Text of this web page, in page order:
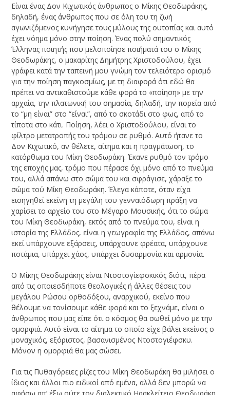
Είναι ένας Δον Κιχωτικός άνθρωπος ο Μίκης Θεοδωράκης,
δηλαδή, ένας άνθρωπος που σε όλη του τη ζωή
αγωνιζόμενος κυνήγησε τους μύλους της ουτοπίας και αυτό
έχει νόημα μόνο στην ποίηση. Ένας πολύ σημαντικός
Έλληνας ποιητής που μελοποίησε ποιήματά του ο Μίκης
Θεοδωράκης, ο μακαρίτης Δημήτρης Χριστοδούλου, έχει
γράφει κατά την ταπεινή μου γνώμη τον τελειότερο ορισμό
για την ποίηση παγκοσμίως, με τη διαφορά ότι εδώ θα
πρέπει να αντικαθιστούμε κάθε φορά το «ποίηση» με την
αρχαία, την πλατωνική του σημασία, δηλαδή, την πορεία από
το “μη είναι” στο “είναι”, από το σκοτάδι στο φως, από το
τίποτα στο κάτι. Ποίηση, λέει ο Χριστοδούλου, είναι το
φίλτρο μετατροπής του τρόμου σε ρυθμό. Αυτό ήτανε το
Δον Κιχωτικό, αν θέλετε, αίτημα και η πραγμάτωση, το
κατόρθωμα του Μίκη Θεοδωράκη. Έκανε ρυθμό τον τρόμο
της εποχής μας, τρόμο που πέρασε όχι μόνο από το πνεύμα
του, αλλά απάνω στο σώμα του και σφράγισε, χάραξε το
σώμα τού Μίκη Θεοδωράκη. Έλεγα κάποτε, όταν είχα
εισηγηθεί εκείνη τη μεγάλη του γενναιόδωρη πράξη να
χαρίσει το αρχείο του στο Μέγαρο Μουσικής, ότι το σώμα
του Μίκη Θεοδωράκη, εκτός από το πνεύμα του, είναι η
ιστορία της Ελλάδος, είναι η γεωγραφία της Ελλάδος, απάνω
εκεί υπάρχουνε εξάρσεις, υπάρχουνε φρέατα, υπάρχουνε
ποτάμια, υπάρχει χάος, υπάρχει δυσαρμονία και αρμονία.
Ο Μίκης Θεοδωράκης είναι Ντοστογίεφσκικός διότι, πέρα
από τις οποιεσδήποτε θεολογικές ή άλλες θέσεις του
μεγάλου Ρώσου ορθοδόξου, αναρχικού, εκείνο που
θέλουμε να τονίσουμε κάθε φορά και το ξεχνάμε, είναι ο
άνθρωπος που μας είπε ότι ο κόσμος θα σωθεί μόνο με την
ομορφιά. Αυτό είναι το αίτημα το οποίο είχε βάλει εκείνος ο
μοναχικός, εξόριστος, βασανισμένος Ντοστογιέφσκυ.
Μόνον η ομορφιά θα μας σώσει.
Για τις Πυθαγόρειες ρίζες του Μίκη Θεοδωράκη θα μιλήσει ο
ίδιος και άλλοι πιο ειδικοί από εμένα, αλλά δεν μπορώ να
αφήσω απ’ έξω ούτε τον διαλεκτικό Ηρακλείτειο Θεοδωράκη,